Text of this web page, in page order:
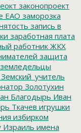
законопроект
ЕАО заморозка
запись в
заработная плата
работник ЖКХ
защита
земледельцы
Земский_учитель
Золотухин
Благодырь Иван
Ткачев игрушки
избирком
Израиль имена